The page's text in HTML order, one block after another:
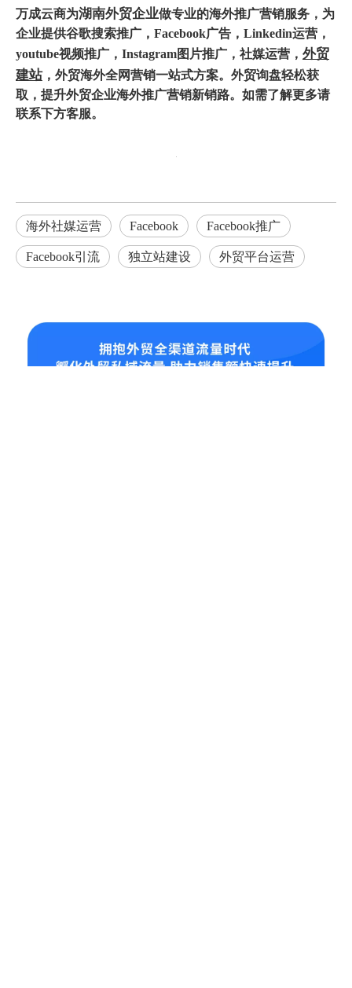
万成云商为湖南外贸企业做专业的海外推广营销服务，为
企业提供谷歌搜索推广，Facebook广告，Linkedin运营，
youtube视频推广，Instagram图片推广，社媒运营， 外贸
建站，外贸海外全网营销一站式方案。外贸询盘轻松获
取，提升外贸企业海外推广营销新销路。如需了解更多请
联系下方客服。
海外社媒运营 Facebook Facebook推广
Facebook引流 独立站建设 外贸平台运营